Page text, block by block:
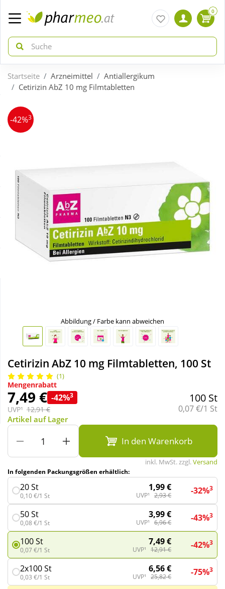
zurück
ÜBERSICHT AKTIONEN
Gratis dazu
Sale
zurück
ÜBERSICHT KATEGORIEN
Bio & Genuss
Diabetes
Körperpflege & Kosmetik
Liebe & Erotik
Nahrungsergänzung
Sanitätshaus
Sport & Fitness
Tierbedarf
Wellness
0
Startseite Arzneimittel
Antiallergikum
Cetirizin AbZ 10 mg Filmtabletten
-42%3
Abbildung / Farbe kann abweichen
Cetirizin AbZ 10 mg Filmtabletten, 100 St
(1)
Mengenrabatt
7,49 € -42%3
UVP¹ 12,91 €
100 St
Grundpreis:
0,07 €/1 St
Artikel auf Lager
In den Warenkorb
inkl. MwSt. zzgl.Versand
In folgenden Packungsgrößen erhältlich:
20 St
0,10 €/1 St
1,99 €
UVP¹ 2,93 € -32%3
50 St
0,08 €/1 St
3,99 €
UVP¹ 6,96 € -43%3
100 St
0,07 €/1 St
7,49 €
UVP¹ 12,91 € -42%3
2x100 St
0,03 €/1 St
6,56 €
UVP¹ 25,82 € -75%3